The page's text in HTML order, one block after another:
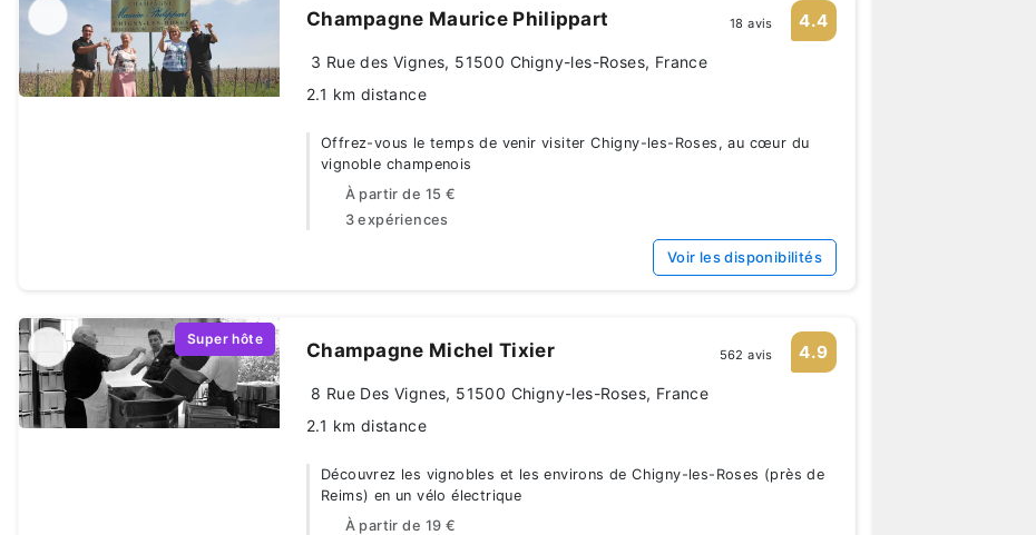
Champagne Maurice Philippart 18 avis 4.4
3 Rue des Vignes, 51500 Chigny-les-Roses, France
2.1 km distance
Offrez-vous le temps de venir visiter Chigny-les-Roses, au cœur du
vignoble champenois
À partir de 15 €
3 expériences
Voir les disponibilités
Super hôte Champagne Michel Tixier 562 avis 4.9
8 Rue Des Vignes, 51500 Chigny-les-Roses, France
2.1 km distance
Découvrez les vignobles et les environs de Chigny-les-Roses (près de
Reims) en un vélo électrique
À partir de 19 €